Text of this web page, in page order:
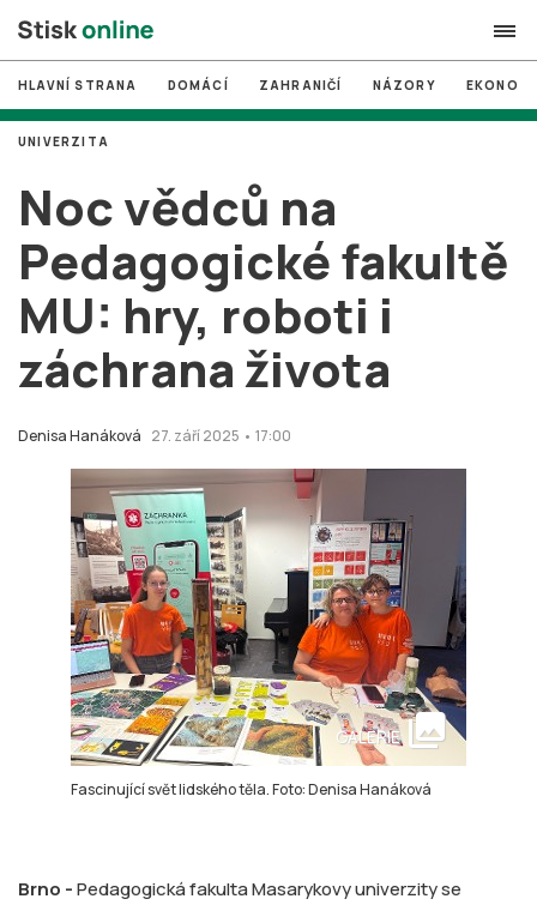
search
# MUNI
# Brno
# volby
login PŘIHLÁSIT SE
Zapomněli jste heslo?
HLAVNÍ STRANA DOMÁCÍ ZAHRANIČÍ NÁZORY
Noc vědců na
Pedagogické fakultě
MU: hry, roboti i
záchrana života
Denisa Hanáková 27. září 2025 • 17:00
UNIVERZITA
Fascinující svět lidského těla. Foto: Denisa Hanáková
GALERIE collections
Brno -Pedagogická fakulta Masarykovy univerzity se